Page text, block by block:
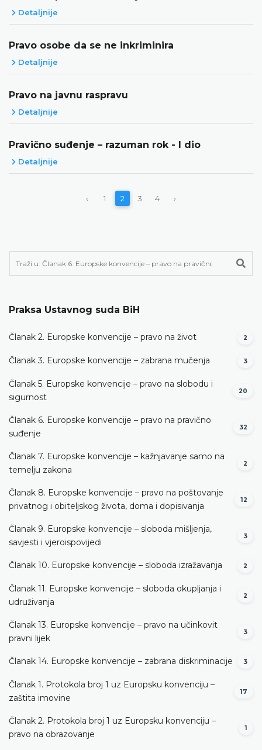
Detaljnije
Pravo osobe da se ne inkriminira
Detaljnije
Pravo na javnu raspravu
Detaljnije
Pravično suđenje – razuman rok - I dio
Detaljnije
‹ 1 2 3 4 ›
Praksa Ustavnog suda BiH
Članak 2. Europske konvencije – pravo na život 2
Članak 3. Europske konvencije – zabrana mučenja 3
Članak 5. Europske konvencije – pravo na slobodu i
sigurnost
20
Članak 6. Europske konvencije – pravo na pravično
suđenje
32
Članak 7. Europske konvencije – kažnjavanje samo na
temelju zakona
2
Članak 8. Europske konvencije – pravo na poštovanje
privatnog i obiteljskog života, doma i dopisivanja
12
Članak 9. Europske konvencije – sloboda mišljenja,
savjesti i vjeroispovijedi
3
Članak 10. Europske konvencije – sloboda izražavanja 2
Članak 11. Europske konvencije – sloboda okupljanja i
udruživanja
2
Članak 13. Europske konvencije – pravo na učinkovit
pravni lijek
3
Članak 14. Europske konvencije – zabrana diskriminacije 3
Članak 1. Protokola broj 1 uz Europsku konvenciju –
zaštita imovine
17
Članak 2. Protokola broj 1 uz Europsku konvenciju –
pravo na obrazovanje
1